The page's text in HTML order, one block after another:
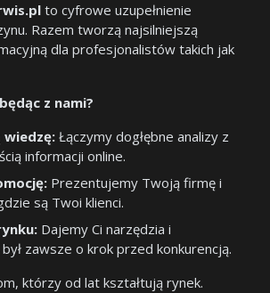
to cyfrowe uzupełnienie
Razem tworzą najsilniejszą
dla profesjonalistów takich jak
z nami?
wiedzę: Łączymy dogłębne analizy z
informacji online.
Prezentujemy Twoją firmę i
są Twoi klienci.
Dajemy Ci narzędzia i
zawsze o krok przed konkurencją.
którzy od lat kształtują rynek.